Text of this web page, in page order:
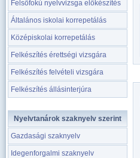
Felsőfokú nyelvvizsga előkészítés
Általános iskolai korrepetálás
Középiskolai korrepetálás
Felkészítés érettségi vizsgára
Felkészítés felvételi vizsgára
Felkészítés állásinterjúra
Nyelvtanárok szaknyelv szerint
Gazdasági szaknyelv
Idegenforgalmi szaknyelv